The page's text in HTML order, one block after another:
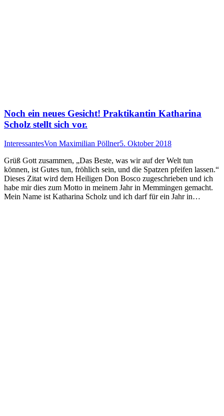
Noch ein neues Gesicht! Praktikantin Katharina
Scholz stellt sich vor.
InteressantesVon Maximilian Pöllner5. Oktober 2018
Grüß Gott zusammen, „Das Beste, was wir auf der Welt tun
können, ist Gutes tun, fröhlich sein, und die Spatzen pfeifen lassen.“
Dieses Zitat wird dem Heiligen Don Bosco zugeschrieben und ich
habe mir dies zum Motto in meinem Jahr in Memmingen gemacht.
Mein Name ist Katharina Scholz und ich darf für ein Jahr in…